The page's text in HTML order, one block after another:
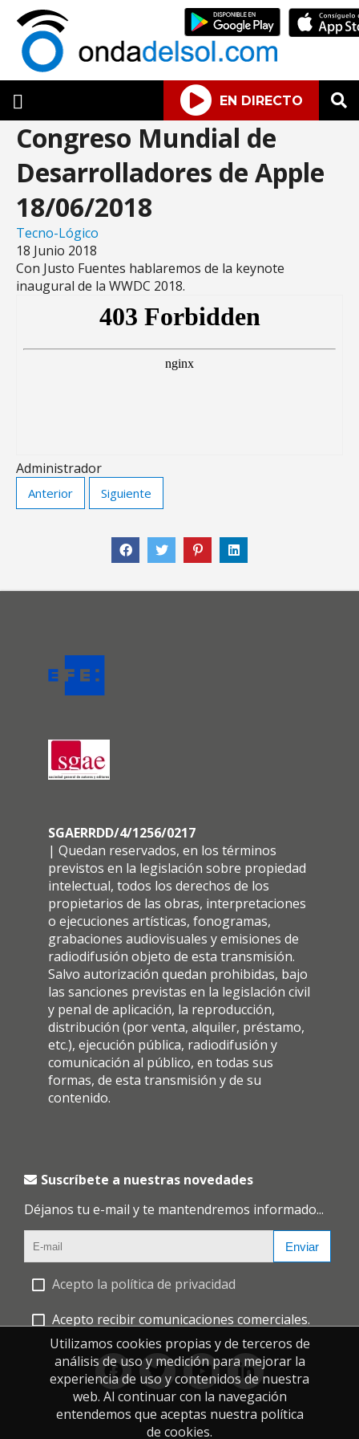
EN DIRECTO
Congreso Mundial de
Desarrolladores de Apple
18/06/2018
Tecno-Lógico
18 Junio 2018
Con Justo Fuentes hablaremos de la keynote
inaugural de la WWDC 2018.
Administrador
Anterior Siguiente
SGAERRDD/4/1256/0217
| Quedan reservados, en los términos
previstos en la legislación sobre propiedad
intelectual, todos los derechos de los
propietarios de las obras, interpretaciones
o ejecuciones artísticas, fonogramas,
grabaciones audiovisuales y emisiones de
radiodifusión objeto de esta transmisión.
Salvo autorización quedan prohibidas, bajo
las sanciones previstas en la legislación civil
y penal de aplicación, la reproducción,
distribución (por venta, alquiler, préstamo,
etc.), ejecución pública, radiodifusión y
comunicación al público, en todas sus
formas, de esta transmisión y de su
contenido.
Suscríbete a nuestras novedades
Déjanos tu e-mail y te mantendremos informado...
Enviar
Acepto la política de privacidad
Acepto recibir comunicaciones comerciales.
Utilizamos cookies propias y de terceros de
análisis de uso y medición para mejorar la
experiencia de uso y contenidos de nuestra
web. Al continuar con la navegación
entendemos que aceptas nuestra política
de cookies.